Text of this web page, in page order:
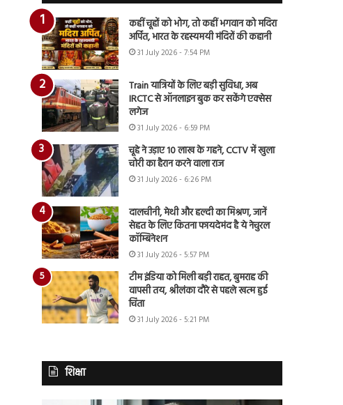
कहीं चूहों को भोग, तो कहीं भगवान को मदिरा
अर्पित, भारत के रहस्यमयी मंदिरों की कहानी
31 July 2026 - 7:54 PM
Train यात्रियों के लिए बड़ी सुविधा, अब
IRCTC से ऑनलाइन बुक कर सकेंगे एक्सेस
लगेज
31 July 2026 - 6:59 PM
चूहे ने उड़ाए 10 लाख के गहने, CCTV में खुला
चोरी का हैरान करने वाला राज
31 July 2026 - 6:26 PM
दालचीनी, मेथी और हल्दी का मिश्रण, जानें
सेहत के लिए कितना फायदेमंद है ये नेचुरल
कॉम्बिनेशन
31 July 2026 - 5:57 PM
टीम इंडिया को मिली बड़ी राहत, बुमराह की
वापसी तय, श्रीलंका दौरे से पहले खत्म हुई
चिंता
31 July 2026 - 5:21 PM
शिक्षा